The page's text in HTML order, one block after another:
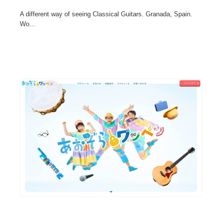
A different way of seeing Classical Guitars. Granada, Spain.
Wo...